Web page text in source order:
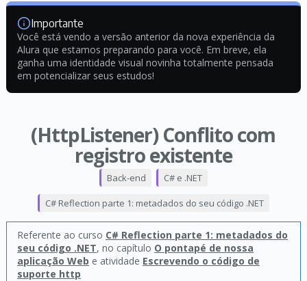
Importante
Você está vendo a versão anterior da nova experiência da
Alura que estamos preparando para você. Em breve, ela
ganha uma identidade visual novinha totalmente pensada
em potencializar seus estudos!
(HttpListener) Conflito com
registro existente
Back-end C# e .NET
C# Reflection parte 1: metadados do seu código .NET
Referente ao curso C# Reflection parte 1: metadados do
seu código .NET, no capítulo O pontapé de nossa
aplicação Web e atividade Escrevendo o código de
suporte http